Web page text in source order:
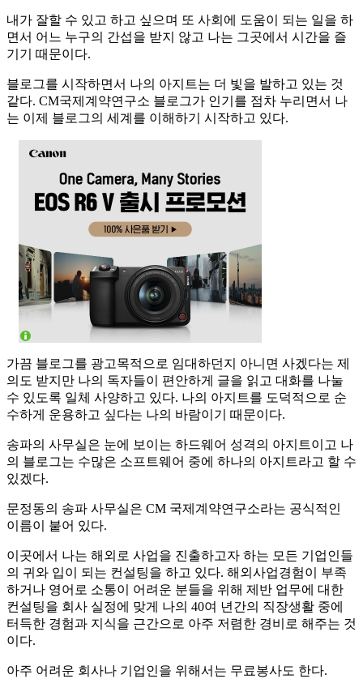
내가 잘할 수 있고 하고 싶으며 또 사회에 도움이 되는 일을 하
면서 어느 누구의 간섭을 받지 않고 나는 그곳에서 시간을 즐
기기 때문이다.
블로그를 시작하면서 나의 아지트는 더 빛을 발하고 있는 것
같다. CM국제계약연구소 블로그가 인기를 점차 누리면서 나
는 이제 블로그의 세계를 이해하기 시작하고 있다.
가끔 블로그를 광고목적으로 임대하던지 아니면 사겠다는 제
의도 받지만 나의 독자들이 편안하게 글을 읽고 대화를 나눌
수 있도록 일체 사양하고 있다. 나의 아지트를 도덕적으로 순
수하게 운용하고 싶다는 나의 바람이기 때문이다.
송파의 사무실은 눈에 보이는 하드웨어 성격의 아지트이고 나
의 블로그는 수많은 소프트웨어 중에 하나의 아지트라고 할 수
있겠다.
문정동의 송파 사무실은 CM 국제계약연구소라는 공식적인
이름이 붙어 있다.
이곳에서 나는 해외로 사업을 진출하고자 하는 모든 기업인들
의 귀와 입이 되는 컨설팅을 하고 있다. 해외사업경험이 부족
하거나 영어로 소통이 어려운 분들을 위해 제반 업무에 대한
컨설팅을 회사 실정에 맞게 나의 40여 년간의 직장생활 중에
터득한 경험과 지식을 근간으로 아주 저렴한 경비로 해주는 것
이다.
아주 어려운 회사나 기업인을 위해서는 무료봉사도 한다.